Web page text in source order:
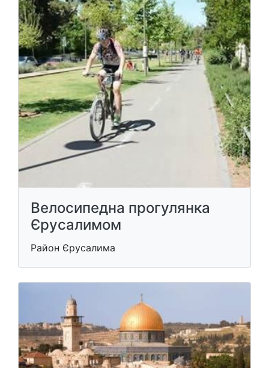
Велосипедна прогулянка
Єрусалимом
Район Єрусалима